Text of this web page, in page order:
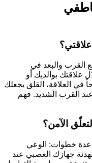
القرب والبعد في
بوالديك أو
في العلاقة، القلق يجعلك
القرب الشديد. فهم
الآمن؟
عدة خطوات: الوعي
جهازك العصبي عند